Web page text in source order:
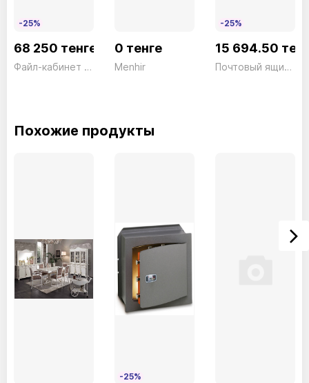
-25%
68 250 тенге
Файл-кабинет 2 ящика FC02 серый President
0 тенге
Menhir
-25%
15 694.50
Почтовый ящик + коробка Set Vario 86720 S
Похожие продукты
-25%